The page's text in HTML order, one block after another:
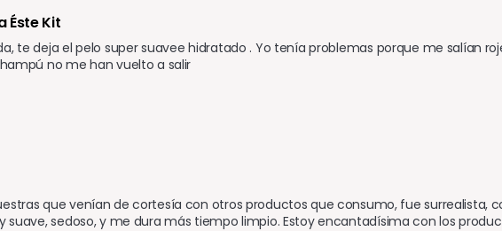
Éste Kit
te deja el pelo super suavee hidratado . Yo tenía problemas porque me salían
no me han vuelto a salir
que venían de cortesía con otros productos que consumo, fue surrealista,
suave, sedoso, y me dura más tiempo limpio. Estoy encantadísima con los